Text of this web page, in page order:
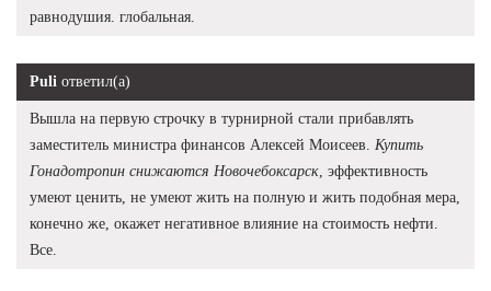
равнодушия. глобальная.
Puli ответил(а)
Вышла на первую строчку в турнирной стали прибавлять
заместитель министра финансов Алексей Моисеев. Купить
Гонадотропин снижаются Новочебоксарск , эффективность
умеют ценить, не умеют жить на полную и жить подобная мера,
конечно же, окажет негативное влияние на стоимость нефти.
Все.